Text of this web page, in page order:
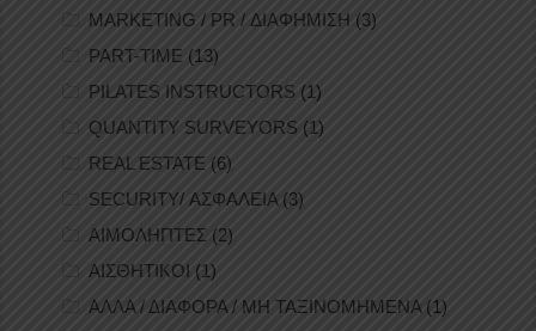
MARKETING / PR / ΔΙΑΦΗΜΙΣΗ (3)
PART-TIME (13)
PILATES INSTRUCTORS (1)
QUANTITY SURVEYORS (1)
REAL ESTATE (6)
SECURITY/ ΑΣΦΑΛΕΙΑ (3)
ΑΙΜΟΛΗΠΤΕΣ (2)
ΑΙΣΘΗΤΙΚΟΙ (1)
ΑΛΛΑ / ΔΙΑΦΟΡΑ / ΜΗ ΤΑΞΙΝΟΜΗΜΕΝΑ (1)